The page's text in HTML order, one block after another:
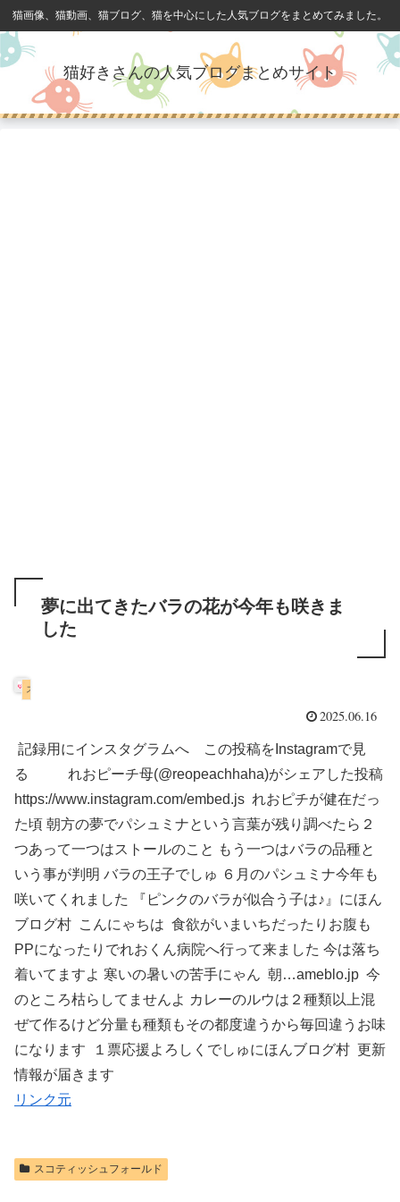
猫画像、猫動画、猫ブログ、猫を中心にした人気ブログをまとめてみました。
猫好きさんの人気ブログまとめサイト
夢に出てきたバラの花が今年も咲きま
した
2025.06.16
記録用にインスタグラムへ この投稿をInstagramで見
る れおピーチ母(@reopeachhaha)がシェアした投稿
https://www.instagram.com/embed.js れおピチが健在だっ
た頃 朝方の夢でパシュミナという言葉が残り調べたら２
つあって一つはストールのこと もう一つはバラの品種と
いう事が判明 バラの王子でしゅ ６月のパシュミナ今年も
咲いてくれました 『ピンクのバラが似合う子は♪』にほん
ブログ村 こんにゃちは 食欲がいまいちだったりお腹も
PPになったりでれおくん病院へ行って来ました 今は落ち
着いてますよ 寒いの暑いの苦手にゃん 朝…ameblo.jp 今
のところ枯らしてませんよ カレーのルウは２種類以上混
ぜて作るけど分量も種類もその都度違うから毎回違うお味
になります １票応援よろしくでしゅにほんブログ村 更新
情報が届きます
リンク元
スコティッシュフォールド